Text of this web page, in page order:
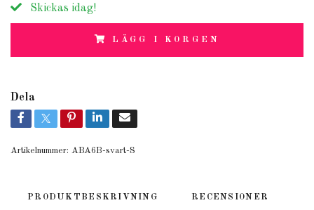
Skickas idag!
LÄGG I KORGEN
Dela
Artikelnummer: ABA6B-svart-S
PRODUKTBESKRIVNING RECENSIONER